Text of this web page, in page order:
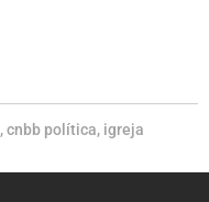
,cnbb política, igreja